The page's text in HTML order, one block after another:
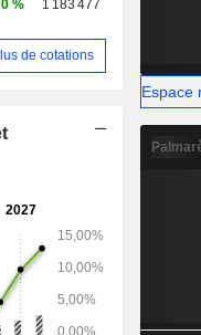
% 1 183 477
de cotations
Espace